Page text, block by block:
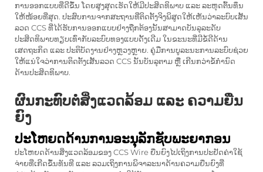
ການອອກແບບທີ່ດີຂຶ້ນ ໂດຍສູງສຸດເຮັດໃຫ້ມີປະສິດທິພາບ ແລະ ລະຫຸດຕົ້ນທຶນ
ໃຫ້ໜ້ອຍທີ່ສຸດ. ປະສົບການຈາກສະຖານທີ່ຕິດຕັ້ງຈິງພິສູດໃຫ້ເຫັນວ່າລະບົບເສັ້ນ
ລວດ CCS ທີ່ໄດ້ຮັບການອອກແບບຢ່າງຖືກຕ້ອງນັ້ນສາມາດບັນລຸລະດັບ
ປະສິດທິພາບທຽບເທົ່າກັບລະບົບທອງແບບດັ້ງເດີມ ໃນຂະນະທີ່ມີຂໍ້ດີດ້ານ
ເສດຖະກິດ ແລະ ປະຕິບັດງານຢ່າງຫຼວງຫຼາຍ. ຄູ່ມືການບູລະນະການລະບົບຊ່ວຍ
ໃຫ້ແນ່ໃຈວ່າການຕິດຕັ້ງເສັ້ນລວດ CCS ນັ້ນບັນລຸຕາມ ຫຼື ເກີນກວ່າຂໍ້ກຳນົດ
ດ້ານປະສິດທິພາບ.
ຜົນກະທົບຕໍ່ສິ່ງແວດລ້ອມ ແລະ ຄວາມຍືນ
ຍົງ
ປະໂຫຍດດ້ານການອະນຸລັກຊັບພະຍາກອນ
ປະໂຫຍດດ້ານສິ່ງແວດລ້ອມຂອງ CCS Wire ຍື່ນຍົງໄປເຖິງການປະຢັດຄ່າໃຊ້
ຈ່າຍທີ່ເກີດຂຶ້ນທັນທີ ແລະ ລວມເຖິງການພິຈາລະນາດ້ານຄວາມຍືນຍົງທີ່